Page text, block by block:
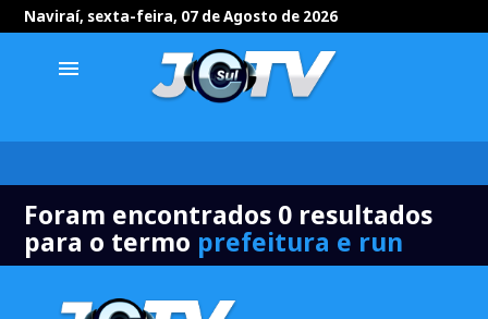
Naviraí, sexta-feira, 07 de Agosto de 2026
menu
Foram encontrados 0 resultados
para o termo prefeitura e run